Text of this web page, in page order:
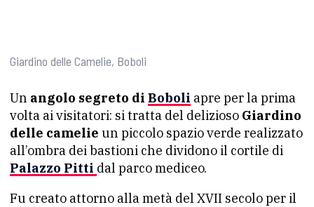
Giardino delle Camelie, Boboli
Un angolo segreto di Boboli apre per la prima
volta ai visitatori: si tratta del delizioso Giardino
delle camelie un piccolo spazio verde realizzato
all’ombra dei bastioni che dividono il cortile di
Palazzo Pitti dal parco mediceo.
Fu creato attorno alla metà del XVII secolo per il